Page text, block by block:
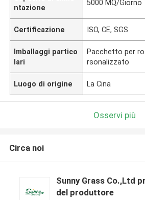
ntazione
5000 MQ/Giorno
Certificazione ISO, CE, SGS
Imballaggi partico
lari
Pacchetto per
rsonalizzato
Luogo di origine La Cina
Osservi più
Circa noi
Sunny Grass Co.,Ltd
del produttore